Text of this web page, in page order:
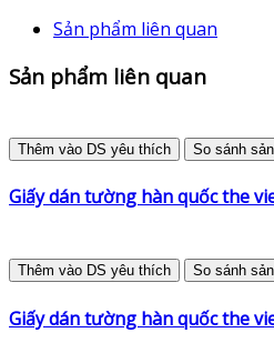
Sản phẩm liên quan
Sản phẩm liên quan
Thêm vào DS yêu thích So sánh
Giấy dán tường hàn quốc the
Thêm vào DS yêu thích So sánh
Giấy dán tường hàn quốc the